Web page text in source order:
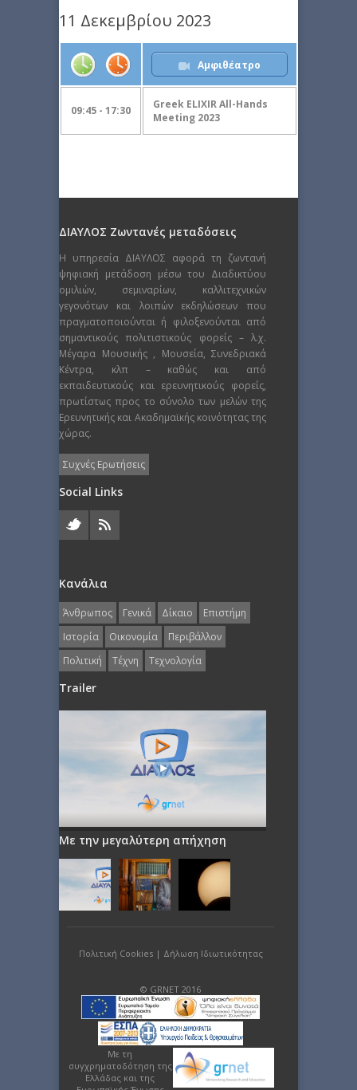
11 Δεκεμβρίου 2023
Αμφιθέατρο
09:45 - 17:30
Greek ELIXIR All-Hands
Meeting 2023
ΔΙΑΥΛΟΣ Ζωντανές μεταδόσεις
Η υπηρεσία ΔΙΑΥΛΟΣ αφορά τη ζωντανή
ψηφιακή μετάδοση μέσω του Διαδικτύου
ομιλιών, σεμιναρίων, καλλιτεχνικών
γεγονότων και λοιπών εκδηλώσεων που
πραγματοποιούνται ή φιλοξενούνται από
σημαντικούς πολιτιστικούς φορείς – λ.χ.
Μέγαρα Μουσικής , Μουσεία, Συνεδριακά
Κέντρα, κλπ – καθώς και από
εκπαιδευτικούς και ερευνητικούς φορείς,
πρωτίστως προς το σύνολο των μελών της
Ερευνητικής και Ακαδημαϊκής κοινότητας της
χώρας.
Συχνές Ερωτήσεις
Social Links
Κανάλια
Άνθρωπος Γενικά Δίκαιο
Επιστήμη
Ιστορία
Οικονομία
Περιβάλλον
Πολιτική
Τέχνη Τεχνολογία
Trailer
Με την μεγαλύτερη απήχηση
Πολιτική Cookies| Δήλωση Ιδιωτικότητας
© GRNET 2016
Με τη
συγχρηματοδότηση της
Ελλάδας και της